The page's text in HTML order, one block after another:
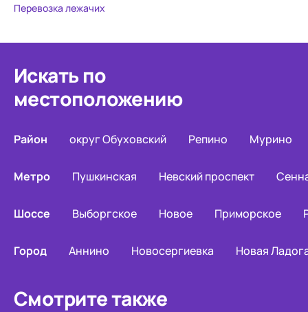
Перевозка лежачих
Искать по
местоположению
Район округ Обуховский Репино Мурино
Метро Пушкинская Невский проспект
Шоссе Выборгское Новое Приморское
Город Аннино Новосергиевка Новая
Смотрите также